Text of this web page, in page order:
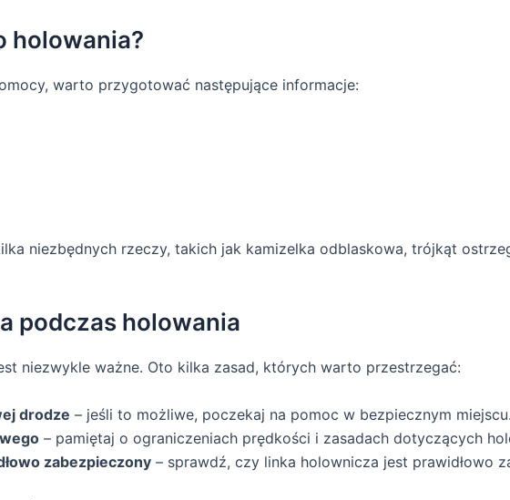
holowania?
warto przygotować następujące informacje:
niezbędnych rzeczy, takich jak kamizelka odblaskowa, trójkąt
podczas holowania
niezwykle ważne. Oto kilka zasad, których warto przestrzegać:
drodze – jeśli to możliwe, poczekaj na pomoc w bezpiecznym miejscu.
– pamiętaj o ograniczeniach prędkości i zasadach dotyczących
zabezpieczony – sprawdź, czy linka holownicza jest prawidłowo